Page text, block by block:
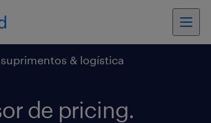
& logística
de pricing.